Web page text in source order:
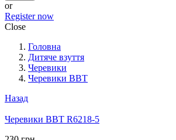
or
Register now
Close
Головна
Дитяче взуття
Черевики
Черевики BBT
Назад
Черевики BBT R6218-5